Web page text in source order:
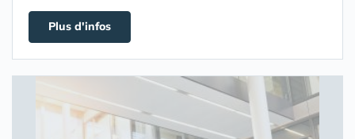
Plus d'infos